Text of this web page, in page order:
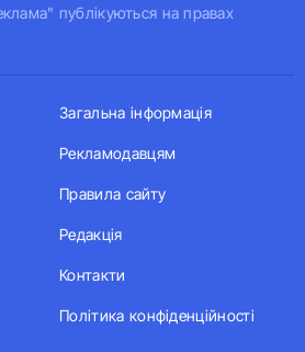
публікуються на правах
Загальна інформація
Рекламодавцям
Правила сайту
Редакція
Контакти
Політика конфіденційності